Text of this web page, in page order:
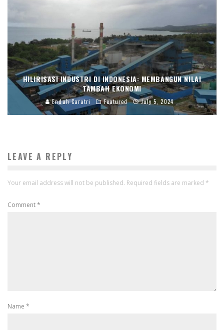
HILIRISASI INDUSTRI DI INDONESIA: MEMBANGUN NILAI
TAMBAH EKONOMI
Endah Caratri Featured July 5, 2024
LEAVE A REPLY
Your email address will not be published. Required fields are marked *
Comment*
Name *